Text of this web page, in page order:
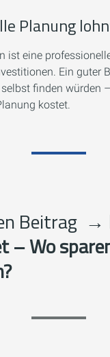
Planung
ist eine
Ein guter
finden würden
kostet.
Beitrag →
– Wo